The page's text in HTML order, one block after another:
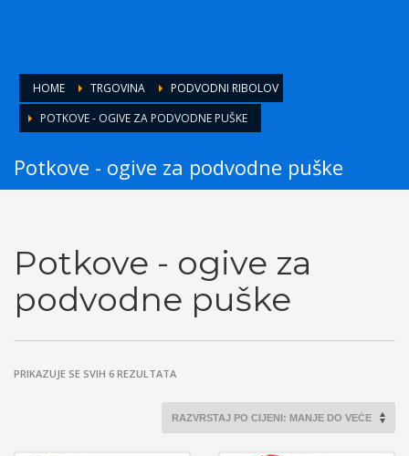
HOME TRGOVINA
PODVODNI RIBOLOV
POTKOVE - OGIVE ZA PODVODNE PUŠKE
Potkove - ogive za podvodne puške
Potkove - ogive za
podvodne puške
PRIKAZUJE SE SVIH 6 REZULTATAPOREDANO
CIJENI:
OD